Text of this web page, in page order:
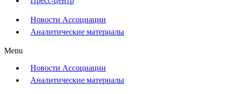
Новости Ассоциации
Аналитические материалы
Menu
Новости Ассоциации
Аналитические материалы